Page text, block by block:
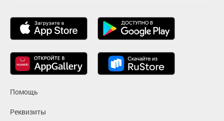
Помощь
Реквизиты